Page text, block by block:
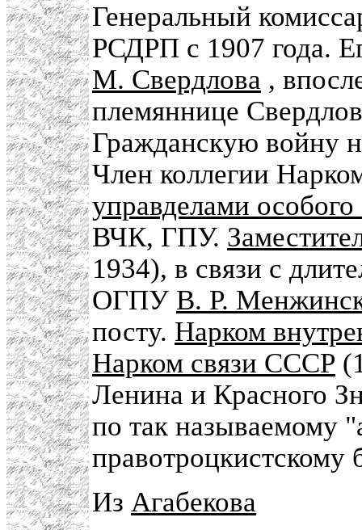
Генеральный
РСДРП с 1907 года.
М. Свердлова ,
племяннице
Гражданскую войну
Член коллегии
управделами
ВЧК, ГПУ.
1934), в связи с
ОГПУ В. Р.
посту. Нарком
Нарком связи СССР
Ленина и Красного
по так называемому
Из Агабекова